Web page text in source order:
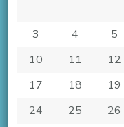
3
4 5
10
11 12
17
18 19
24
25 26